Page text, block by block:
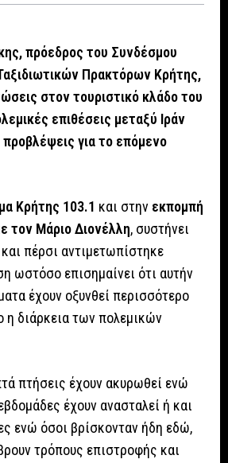
πρόεδρος του Συνδέσμου
Πρακτόρων Κρήτης,
στον τουριστικό κλάδο του
επιθέσεις μεταξύ Ιράν
προβλέψεις για το επόμενο
Κρήτης 103.1 και στην εκπομπή
τον Μάριο Διονέλλη, συστήνει
πέρσι αντιμετωπίστηκε
ωστόσο επισημαίνει ότι αυτήν
έχουν οξυνθεί περισσότερο
η διάρκεια των πολεμικών
πτήσεις έχουν ακυρωθεί ενώ
έχουν ανασταλεί ή και
ενώ όσοι βρίσκονταν ήδη εδώ,
τρόπους επιστροφής και